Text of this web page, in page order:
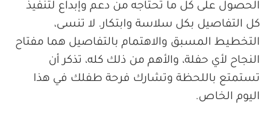
الحصول على كل ما تحتاجه من دعم وإبداع لتنفيذ
كل التفاصيل بكل سلاسة وابتكار. لا تنسى،
التخطيط المسبق والاهتمام بالتفاصيل هما مفتاح
النجاح لأي حفلة، والأهم من ذلك كله، تذكر أن
تستمتع باللحظة وتشارك فرحة طفلك في هذا
اليوم الخاص.